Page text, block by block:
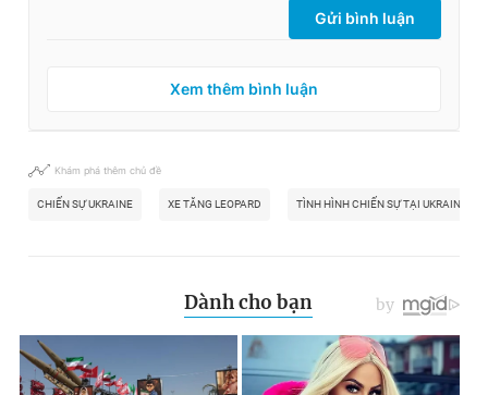
Gửi bình luận
Xem thêm bình luận
Khám phá thêm chủ đề
CHIẾN SỰ UKRAINE XE TĂNG LEOPARD TÌNH HÌNH CHIẾN SỰ TẠI UKRAINE